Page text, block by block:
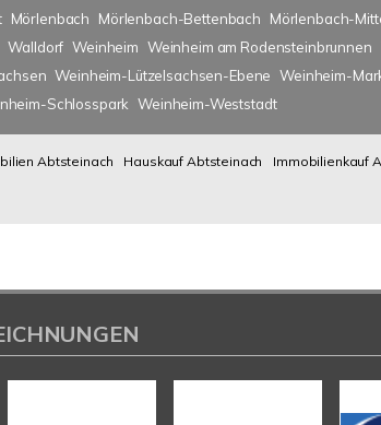
Mörlenbach Mörlenbach-Bettenbach Mörlenbach-
Walldorf Weinheim Weinheim am Rodensteinbrunnen
Weinheim-Lützelsachsen-Ebene Weinheim-
Schlosspark Weinheim-Weststadt
Abtsteinach Hauskauf Abtsteinach
Immobilienkauf